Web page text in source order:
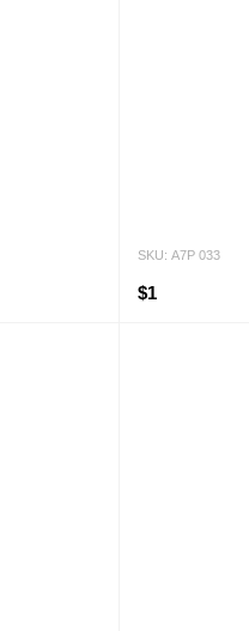
SKU: А7Р 033
$1